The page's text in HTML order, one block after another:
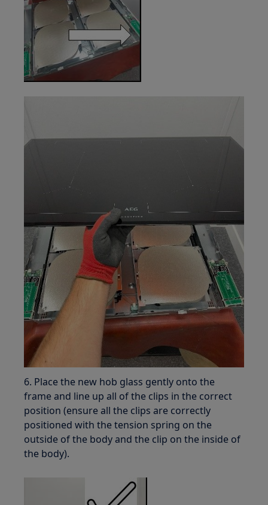
6. Place the new hob glass gently onto the
frame and line up all of the clips in the correct
position (ensure all the clips are correctly
positioned with the tension spring on the
outside of the body and the clip on the inside of
the body).